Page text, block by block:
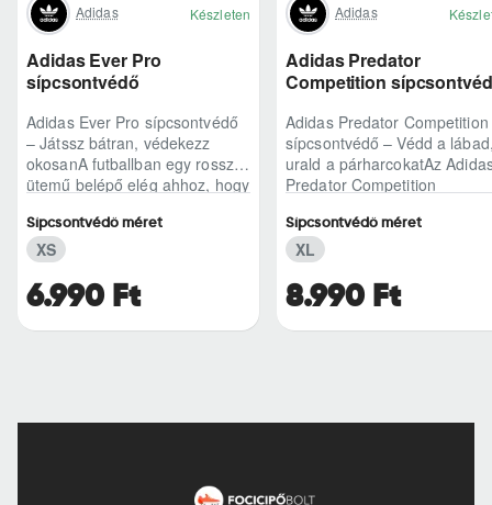
Adidas Készleten
Adidas Ever Pro
sípcsontvédő
Adidas Ever Pro sípcsontvédő
– Játssz bátran, védekezz
okosanA futballban egy rossz
ütemű belépő elég ahhoz, hogy
Adidas..
6.990 Ft
Sípcsontvédő méret
XS
Adidas
Adidas Predator
Competition
Adidas Predator Competition
sípcsontvédő – Védd a
urald a párharcokatAz
Predator Competition
akik nem szer..
8.990 Ft
Sípcsontvédő méret
XL